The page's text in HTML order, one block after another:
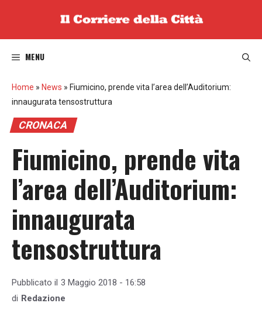
MENU
Home » News » Fiumicino, prende vita l’area dell’Auditorium:
innaugurata tensostruttura
CRONACA
Fiumicino, prende vita
l’area dell’Auditorium:
innaugurata
tensostruttura
Pubblicato il 3 Maggio 2018 - 16:58
di Redazione